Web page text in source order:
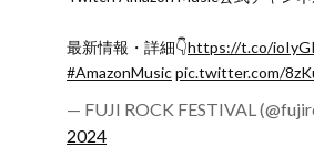
最新情報・詳細👇https://t.co/
#AmazonMusicpic.twitter.com/
— FUJI ROCK FESTIVAL
2024